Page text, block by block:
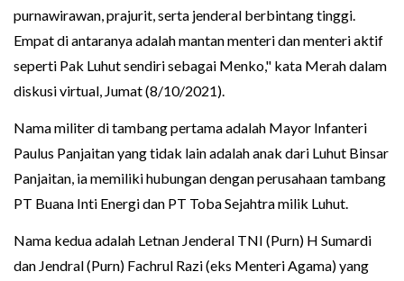
purnawirawan, prajurit, serta jenderal berbintang tinggi.
Empat di antaranya adalah mantan menteri dan menteri aktif
seperti Pak Luhut sendiri sebagai Menko," kata Merah dalam
diskusi virtual, Jumat (8/10/2021).
Nama militer di tambang pertama adalah Mayor Infanteri
Paulus Panjaitan yang tidak lain adalah anak dari Luhut Binsar
Panjaitan, ia memiliki hubungan dengan perusahaan tambang
PT Buana Inti Energi dan PT Toba Sejahtra milik Luhut.
Nama kedua adalah Letnan Jenderal TNI (Purn) H Sumardi
dan Jendral (Purn) Fachrul Razi (eks Menteri Agama) yang